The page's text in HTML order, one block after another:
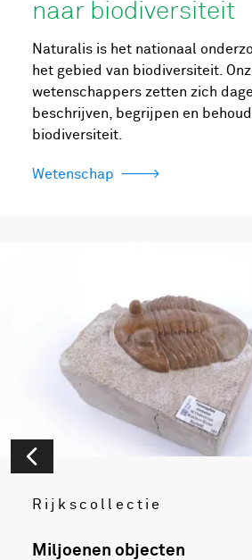
naar biodiversiteit
Naturalis is het nationaal
het gebied van biodiversiteit.
wetenschappers zetten zich
beschrijven, begrijpen en
biodiversiteit.
Wetenschap
Rijkscollectie
Miljoenen objecten